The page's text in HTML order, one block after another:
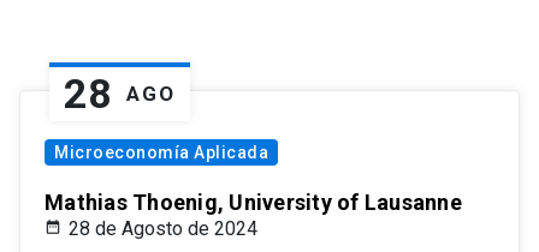
28 AGO
Microeconomía Aplicada
Mathias Thoenig, University of Lausanne
28 de Agosto de 2024